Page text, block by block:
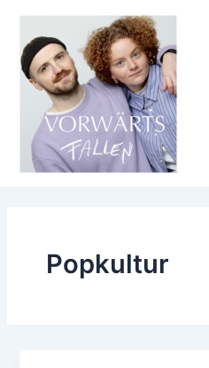
springen
Popkultur